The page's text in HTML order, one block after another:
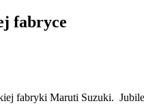
fabryce
fabryki Maruti Suzuki.